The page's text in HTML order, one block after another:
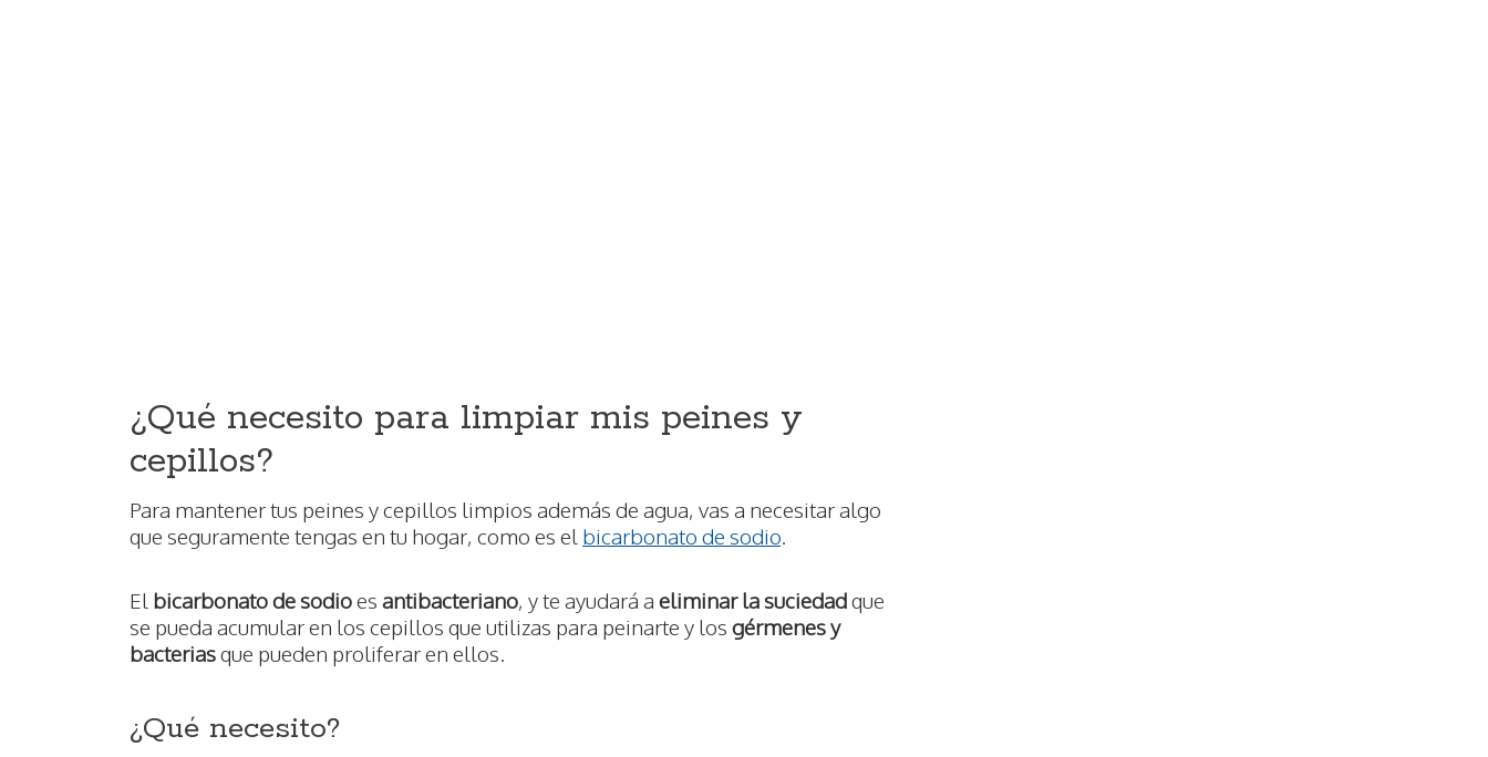
¿Qué necesito para limpiar mis peines y
cepillos?
Para mantener tus peines y cepillos limpios además de agua, vas a necesitar algo
que seguramente tengas en tu hogar, como es el bicarbonato de sodio.
El bicarbonato de sodioes antibacteriano, y te ayudará a eliminar la suciedadque
se pueda acumular en los cepillos que utilizas para peinarte y los gérmenes y
bacteriasque pueden proliferar en ellos.
¿Qué necesito?